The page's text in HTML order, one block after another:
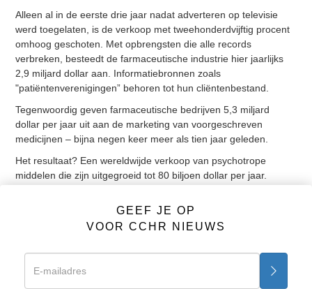
Alleen al in de eerste drie jaar nadat adverteren op televisie
werd toegelaten, is de verkoop met tweehonderdvijftig procent
omhoog geschoten. Met opbrengsten die alle records
verbreken, besteedt de farmaceutische industrie hier jaarlijks
2,9 miljard dollar aan. Informatiebronnen zoals
"patiëntenverenigingen” behoren tot hun cliëntenbestand.
Tegenwoordig geven farmaceutische bedrijven 5,3 miljard
dollar per jaar uit aan de marketing van voorgeschreven
medicijnen – bijna negen keer meer als tien jaar geleden.
Het resultaat? Een wereldwijde verkoop van psychotrope
middelen die zijn uitgegroeid tot 80 biljoen dollar per jaar.
negeren die zij hebben veroorzaakt.
FEIT: het programma voor het screenen van jongeren heeft in
GEEF JE OP
VOOR CCHR NIEUWS